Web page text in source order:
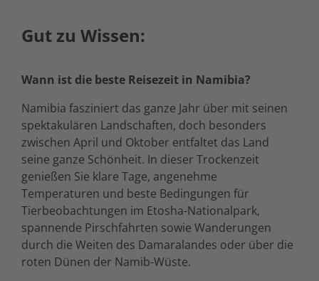
Gut zu Wissen:
Wann ist die beste Reisezeit in Namibia?
Namibia fasziniert das ganze Jahr über mit seinen
spektakulären Landschaften, doch besonders
zwischen April und Oktober entfaltet das Land
seine ganze Schönheit. In dieser Trockenzeit
genießen Sie klare Tage, angenehme
Temperaturen und beste Bedingungen für
Tierbeobachtungen im Etosha-Nationalpark,
spannende Pirschfahrten sowie Wanderungen
durch die Weiten des Damaralandes oder über die
roten Dünen der Namib-Wüste.